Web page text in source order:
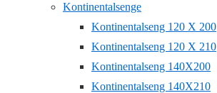
Kontinentalsenge
Kontinentalseng 120 X 200
Kontinentalseng 120 X 210
Kontinentalseng 140X200
Kontinentalseng 140X210